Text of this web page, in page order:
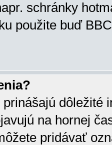
schránky
použite buď
dôležité
na hornej
pridávať